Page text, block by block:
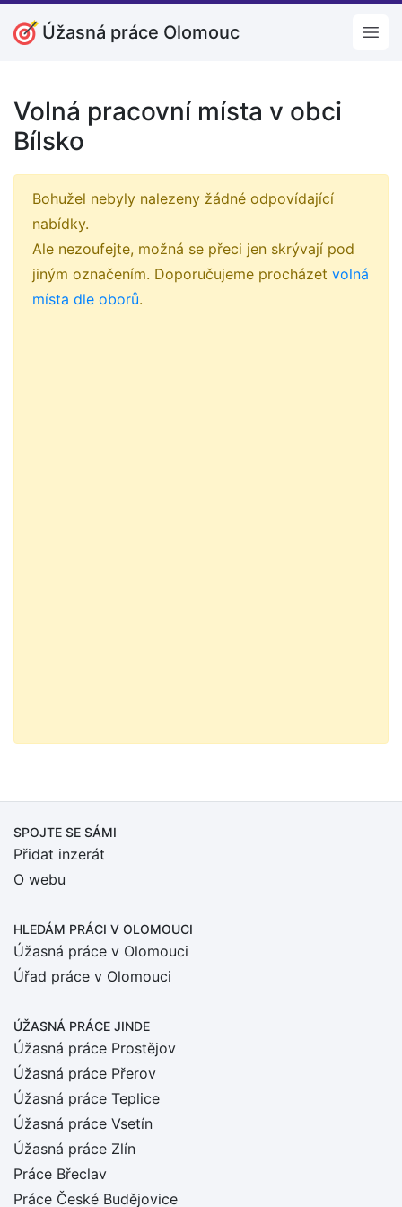
Úžasná práce Olomouc
Volná pracovní místa v obci
Bílsko
Bohužel nebyly nalezeny žádné odpovídající
nabídky.
Ale nezoufejte, možná se přeci jen skrývají pod
jiným označením. Doporučujeme procházet volná
místa dle oborů.
SPOJTE SE SÁMI
Přidat inzerát
O webu
HLEDÁM PRÁCI V OLOMOUCI
Úžasná práce v Olomouci
Úřad práce v Olomouci
ÚŽASNÁ PRÁCE JINDE
Úžasná práce Prostějov
Úžasná práce Přerov
Úžasná práce Teplice
Úžasná práce Vsetín
Úžasná práce Zlín
Práce Břeclav
Práce České Budějovice